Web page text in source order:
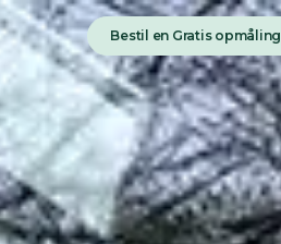
Bestil en Gratis opmåling